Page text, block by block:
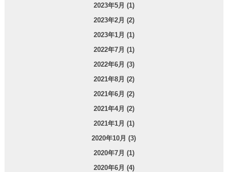
2023年5月 (1)
2023年2月 (2)
2023年1月 (1)
2022年7月 (1)
2022年6月 (3)
2021年8月 (2)
2021年6月 (2)
2021年4月 (2)
2021年1月 (1)
2020年10月 (3)
2020年7月 (1)
2020年6月 (4)